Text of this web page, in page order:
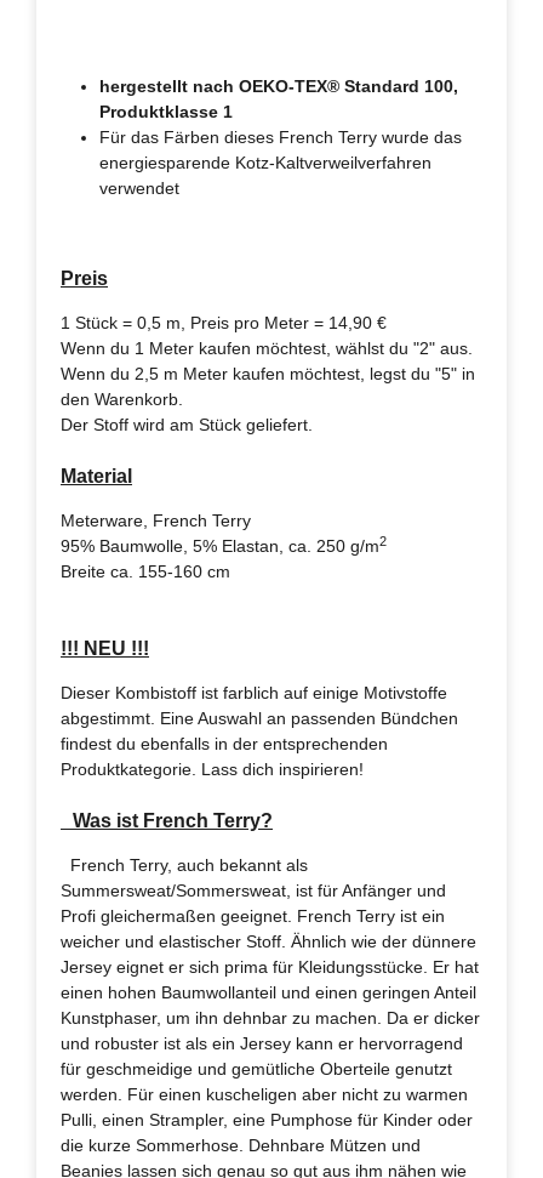
hergestellt nach OEKO-TEX® Standard 100,
Produktklasse 1
Für das Färben dieses French Terry wurde das
energiesparende Kotz-Kaltverweilverfahren
verwendet
Preis
1 Stück = 0,5 m, Preis pro Meter = 14,90 €
Wenn du 1 Meter kaufen möchtest, wählst du "2" aus.
Wenn du 2,5 m Meter kaufen möchtest, legst du "5" in
den Warenkorb.
Der Stoff wird am Stück geliefert.
Material
Meterware, French Terry
95% Baumwolle, 5% Elastan, ca. 250 g/m2
Breite ca. 155-160 cm
!!! NEU !!!
Dieser Kombistoff ist farblich auf einige Motivstoffe
abgestimmt. Eine Auswahl an passenden Bündchen
findest du ebenfalls in der entsprechenden
Produktkategorie. Lass dich inspirieren!
Was ist French Terry?
French Terry, auch bekannt als
Summersweat/Sommersweat, ist für Anfänger und
Profi gleichermaßen geeignet. French Terry ist ein
weicher und elastischer Stoff. Ähnlich wie der dünnere
Jersey eignet er sich prima für Kleidungsstücke. Er hat
einen hohen Baumwollanteil und einen geringen Anteil
Kunstphaser, um ihn dehnbar zu machen. Da er dicker
und robuster ist als ein Jersey kann er hervorragend
für geschmeidige und gemütliche Oberteile genutzt
werden. Für einen kuscheligen aber nicht zu warmen
Pulli, einen Strampler, eine Pumphose für Kinder oder
die kurze Sommerhose. Dehnbare Mützen und
Beanies lassen sich genau so gut aus ihm nähen wie